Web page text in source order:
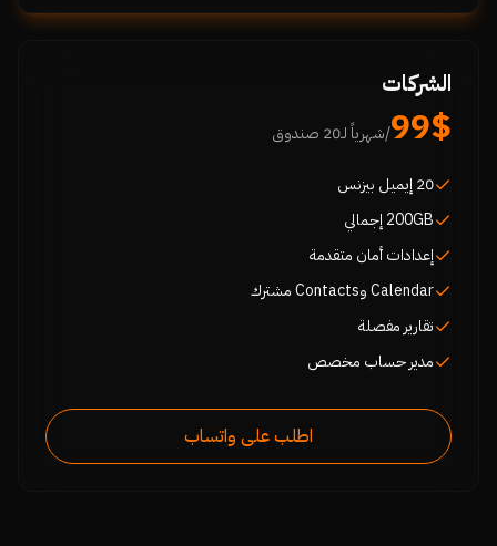
الشركات
99$/شهرياً لـ20 صندوق
20 إيميل بيزنس
200GB إجمالي
إعدادات أمان متقدمة
Calendar وContacts مشترك
تقارير مفصلة
مدير حساب مخصص
اطلب على واتساب